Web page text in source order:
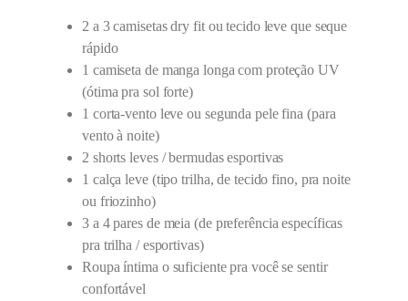
2 a 3 camisetas dry fit ou tecido leve que seque
rápido
1 camiseta de manga longa com proteção UV
(ótima pra sol forte)
1 corta-vento leve ou segunda pele fina (para
vento à noite)
2 shorts leves / bermudas esportivas
1 calça leve (tipo trilha, de tecido fino, pra noite
ou friozinho)
3 a 4 pares de meia (de preferência específicas
pra trilha / esportivas)
Roupa íntima o suficiente pra você se sentir
confortável